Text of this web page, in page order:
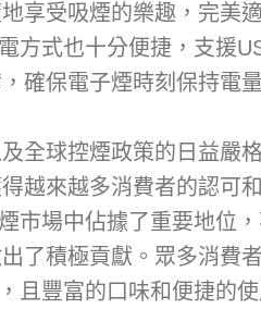
享受吸煙的樂趣，完美
方式也十分便捷，支援
確保電子煙時刻保持電量
全球控煙政策的日益嚴
越來越多消費者的認可
市場中佔據了重要地位
了積極貢獻。眾多消費
且豐富的口味和便捷的